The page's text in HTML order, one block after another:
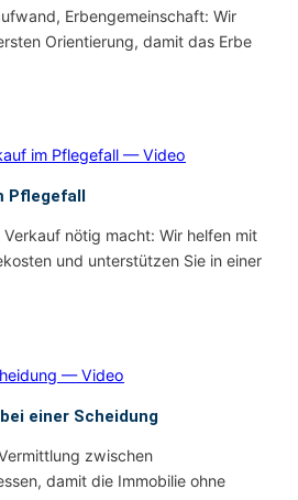
Erbengemeinschaft: Wir
Orientierung, damit das Erbe
Pflegefall
nötig macht: Wir helfen mit
und unterstützen Sie in einer
einer Scheidung
zwischen
damit die Immobilie ohne